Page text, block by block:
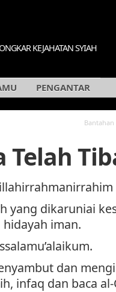
KEJAHATAN SYIAH
PENGANTAR
Telah
yang dikaruniai
hidayah iman.
dan
infaq dan baca